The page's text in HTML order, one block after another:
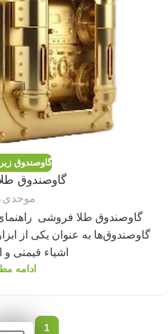
گاوصندوق
گاوصندوق
موحدی
گاوصندوق طلا فروشی
گاوصندوق‌ها به عنوان یکی از
اشیاء قیمتی و
ادامه
1